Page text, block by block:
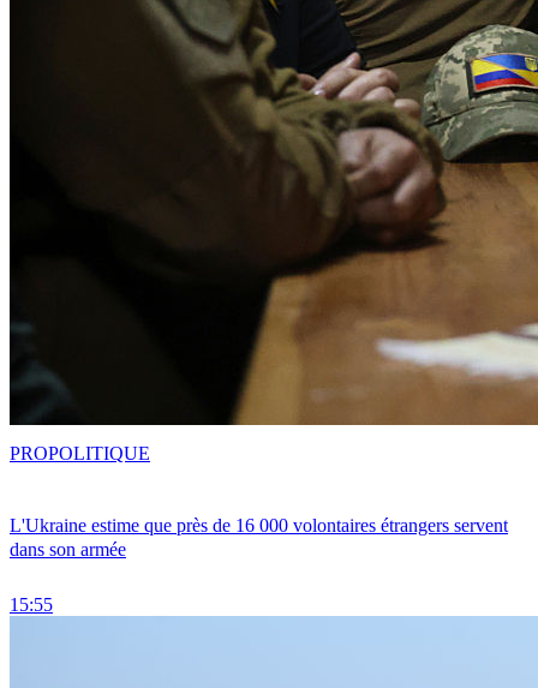
L'Ukraine estime que près de 16 000 volontaires étrangers servent
dans son armée
15:55
PROPOLITIQUE